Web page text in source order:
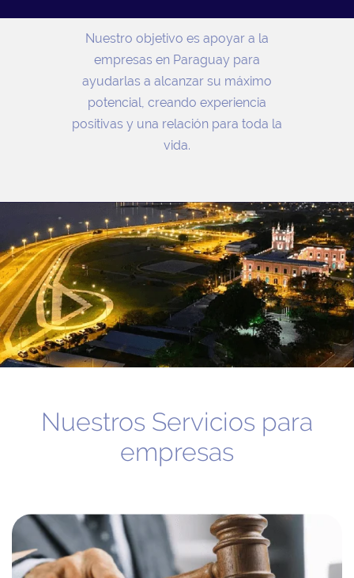
Nuestro objetivo es apoyar a la
empresas en Paraguay para
ayudarlas a alcanzar su máximo
potencial, creando experiencia
positivas y una relación para toda la
vida.
Nuestros Servicios para
empresas